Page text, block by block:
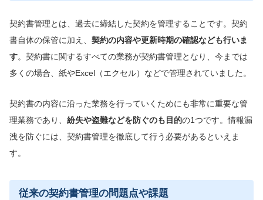
契約書管理とは、過去に締結した契約を管理することです。契約
書自体の保管に加え、 契約の内容や更新時期の確認なども行いま
す。契約書に関するすべての業務が契約書管理となり、今までは
多くの場合、紙やExcel（エクセル）などで管理されていました。
契約書の内容に沿った業務を行っていくためにも非常に重要な管
理業務であり、 紛失や盗難などを防ぐのも目的の1つです。情報漏
洩を防ぐには、契約書管理を徹底して行う必要があるといえま
す。
従来の契約書管理の問題点や課題